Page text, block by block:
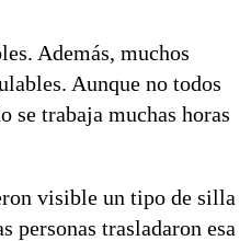
Además, muchos
Aunque no todos
se trabaja muchas horas
visible un tipo de silla
personas trasladaron esa